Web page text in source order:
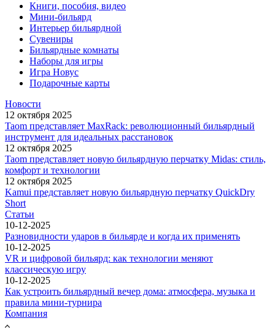
Книги, пособия, видео
Мини-бильярд
Интерьер бильярдной
Сувениры
Бильярдные комнаты
Наборы для игры
Игра Новус
Подарочные карты
Новости
12 октября 2025
Taom представляет MaxRack: революционный бильярдный
инструмент для идеальных расстановок
12 октября 2025
Taom представляет новую бильярдную перчатку Midas: стиль,
комфорт и технологии
12 октября 2025
Kamui представляет новую бильярдную перчатку QuickDry
Short
Статьи
10-12-2025
Разновидности ударов в бильярде и когда их применять
10-12-2025
VR и цифровой бильярд: как технологии меняют
классическую игру
10-12-2025
Как устроить бильярдный вечер дома: атмосфера, музыка и
правила мини-турнира
Компания